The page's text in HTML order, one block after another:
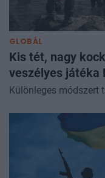
GLOBÁL
Kis tét, nagy
veszélyes játéka
Különleges módszert